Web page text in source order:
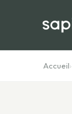
Accueil›